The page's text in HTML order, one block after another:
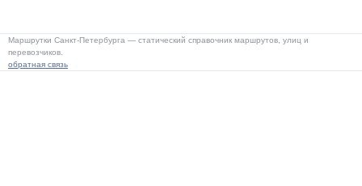
Маршрутки Санкт-Петербурга — статический справочник маршрутов, улиц и
перевозчиков.
обратная связь